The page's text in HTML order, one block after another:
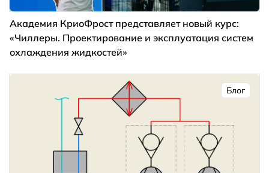
Академия КриоФрост представляет новый курс:
«Чиллеры. Проектирование и эксплуатация систем
охлаждения жидкостей»
Блог